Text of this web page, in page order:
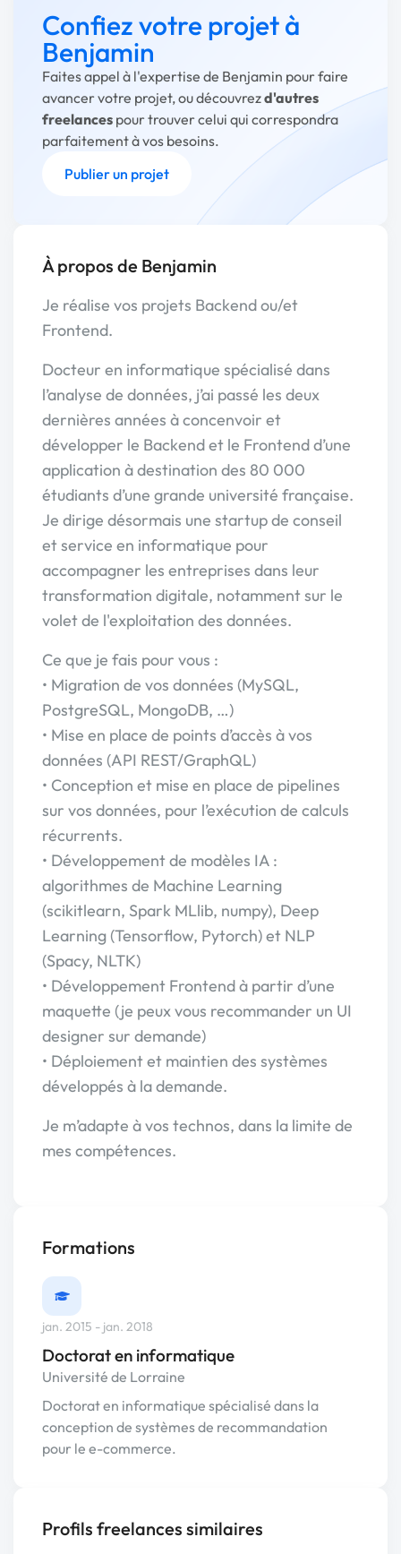
Confiez votre projet à
Benjamin
Faites appel à l'expertise de Benjamin pour faire
avancer votre projet, ou découvrezd'autres
freelances pour trouver celui qui correspondra
parfaitement à vos besoins.
Publier un projet
À propos de Benjamin
Je réalise vos projets Backend ou/et
Frontend.
Docteur en informatique spécialisé dans
l’analyse de données, j’ai passé les deux
dernières années à concenvoir et
développer le Backend et le Frontend d’une
application à destination des 80 000
étudiants d’une grande université française.
Je dirige désormais une startup de conseil
et service en informatique pour
accompagner les entreprises dans leur
transformation digitale, notamment sur le
volet de l'exploitation des données.
Ce que je fais pour vous :
• Migration de vos données (MySQL,
PostgreSQL, MongoDB, …)
• Mise en place de points d’accès à vos
données (API REST/GraphQL)
• Conception et mise en place de pipelines
sur vos données, pour l’exécution de calculs
récurrents.
• Développement de modèles IA :
algorithmes de Machine Learning
(scikitlearn, Spark MLlib, numpy), Deep
Learning (Tensorflow, Pytorch) et NLP
(Spacy, NLTK)
• Développement Frontend à partir d’une
maquette (je peux vous recommander un UI
designer sur demande)
• Déploiement et maintien des systèmes
développés à la demande.
Je m’adapte à vos technos, dans la limite de
mes compétences.
Formations
jan. 2015 - jan. 2018
Doctorat en informatique
Université de Lorraine
Doctorat en informatique spécialisé dans la
conception de systèmes de recommandation
pour le e-commerce.
Profils freelances similaires